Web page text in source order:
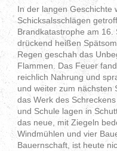
In der langen Geschichte
Schicksalsschlägen
Brandkatastrophe am 16.
drückend heißen
Regen geschah das
Flammen. Das Feuer
reichlich Nahrung und
und weiter zum nächsten
das Werk des
und Schule lagen in
das neue, mit Ziegeln
Windmühlen und vier
Bauernschaft, ist heute